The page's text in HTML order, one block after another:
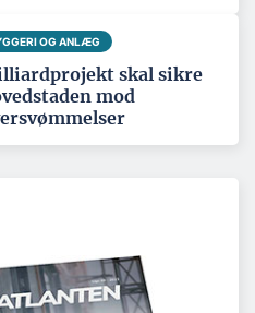
OG ANLÆG
skal sikre
mod